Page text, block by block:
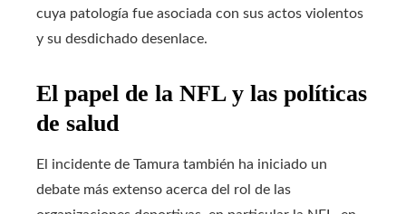
cuya patología fue asociada con sus actos violentos
y su desdichado desenlace.
El papel de la NFL y las políticas
de salud
El incidente de Tamura también ha iniciado un
debate más extenso acerca del rol de las